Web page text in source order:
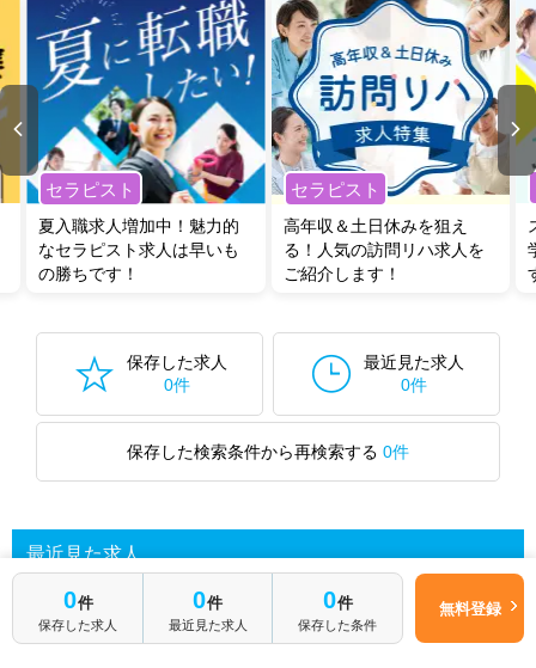
セラピスト
夏入職求人増加中！魅力的
なセラピスト求人は早いも
の勝ちです！
セラピスト
高年収＆土日休みを狙え
る！人気の訪問リハ求人を
ご紹介します！
保存した求人
0件
最近見た求人
0件
保存した検索条件から再検索する 0件
最近見た求人
あなたが最近見た求人を表示します
0件
保存した求人
0件
最近見た求人
0件
保存した条件
無料登録